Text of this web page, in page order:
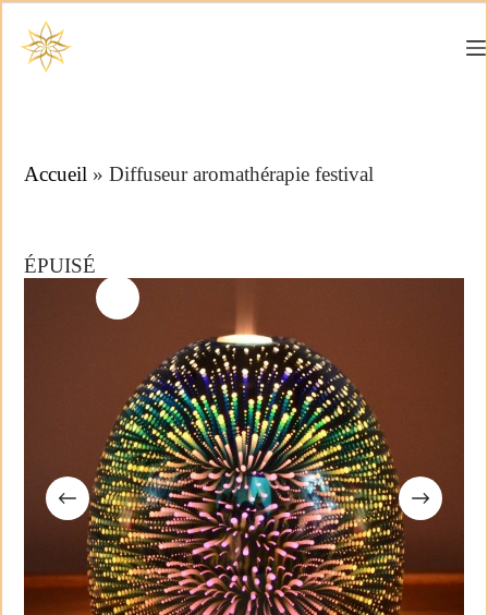
Accueil » Diffuseur aromathérapie festival
ÉPUISÉ